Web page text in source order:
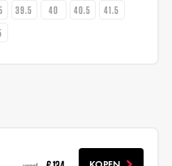
39.5 40 40.5
41.5